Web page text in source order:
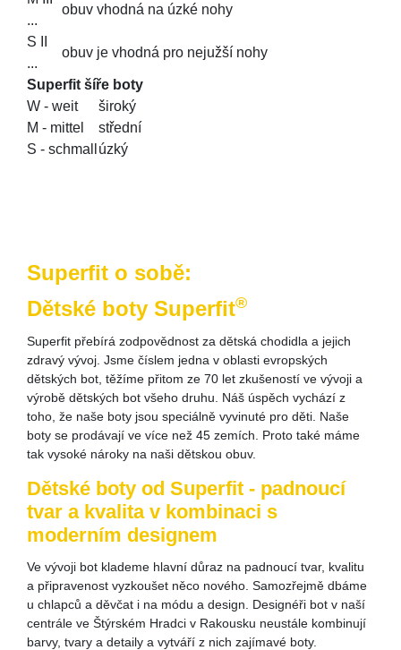
...
obuv vhodná na úzké nohy
S II
...
obuv je vhodná pro nejužší nohy
Superfit šíře boty
W - weit
široký
M - mittel
střední
S - schmall
úzký
Superfit o sobě:
Dětské boty Superfit®
Superfit přebírá zodpovědnost za dětská chodidla a jejich
zdravý vývoj. Jsme číslem jedna v oblasti evropských
dětských bot, těžíme přitom ze 70 let zkušeností ve vývoji a
výrobě dětských bot všeho druhu. Náš úspěch vychází z
toho, že naše boty jsou speciálně vyvinuté pro děti. Naše
boty se prodávají ve více než 45 zemích. Proto také máme
tak vysoké nároky na naši dětskou obuv.
Dětské boty od Superfit - padnoucí
tvar a kvalita v kombinaci s
moderním designem
Ve vývoji bot klademe hlavní důraz na padnoucí tvar, kvalitu
a připravenost vyzkoušet něco nového. Samozřejmě dbáme
u chlapců a děvčat i na módu a design. Designéři bot v naší
centrále ve Štýrském Hradci v Rakousku neustále kombinují
barvy, tvary a detaily a vytváří z nich zajímavé boty.